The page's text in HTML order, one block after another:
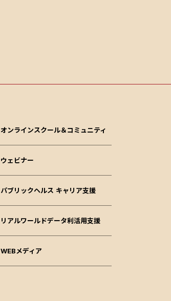
オンラインスクール＆コミュニティ
ウェビナー
パブリックヘルス キャリア支援
リアルワールドデータ利活用支援
WEBメディア